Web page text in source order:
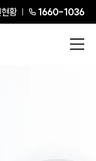
황 1660-1036